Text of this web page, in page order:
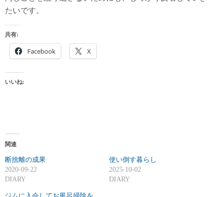
たいです。
共有:
Facebook X
いいね:
関連
断捨離の成果
2020-09-22
DIARY
使い倒す暮らし
2025-10-02
DIARY